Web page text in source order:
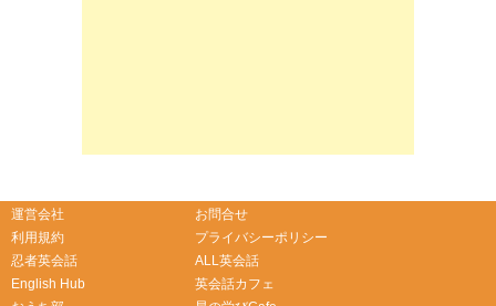
運営会社
お問合せ
利用規約
プライバシーポリシー
忍者英会話
ALL英会話
English Hub
英会話カフェ